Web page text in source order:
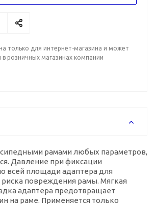
только для интернет-магазина и может
в розничных магазинах компании
рамами любых параметров,
Давление при фиксации
всей площади адаптера для
повреждения рамы. Мягкая
адаптера предотвращает
на раме. Применяется только